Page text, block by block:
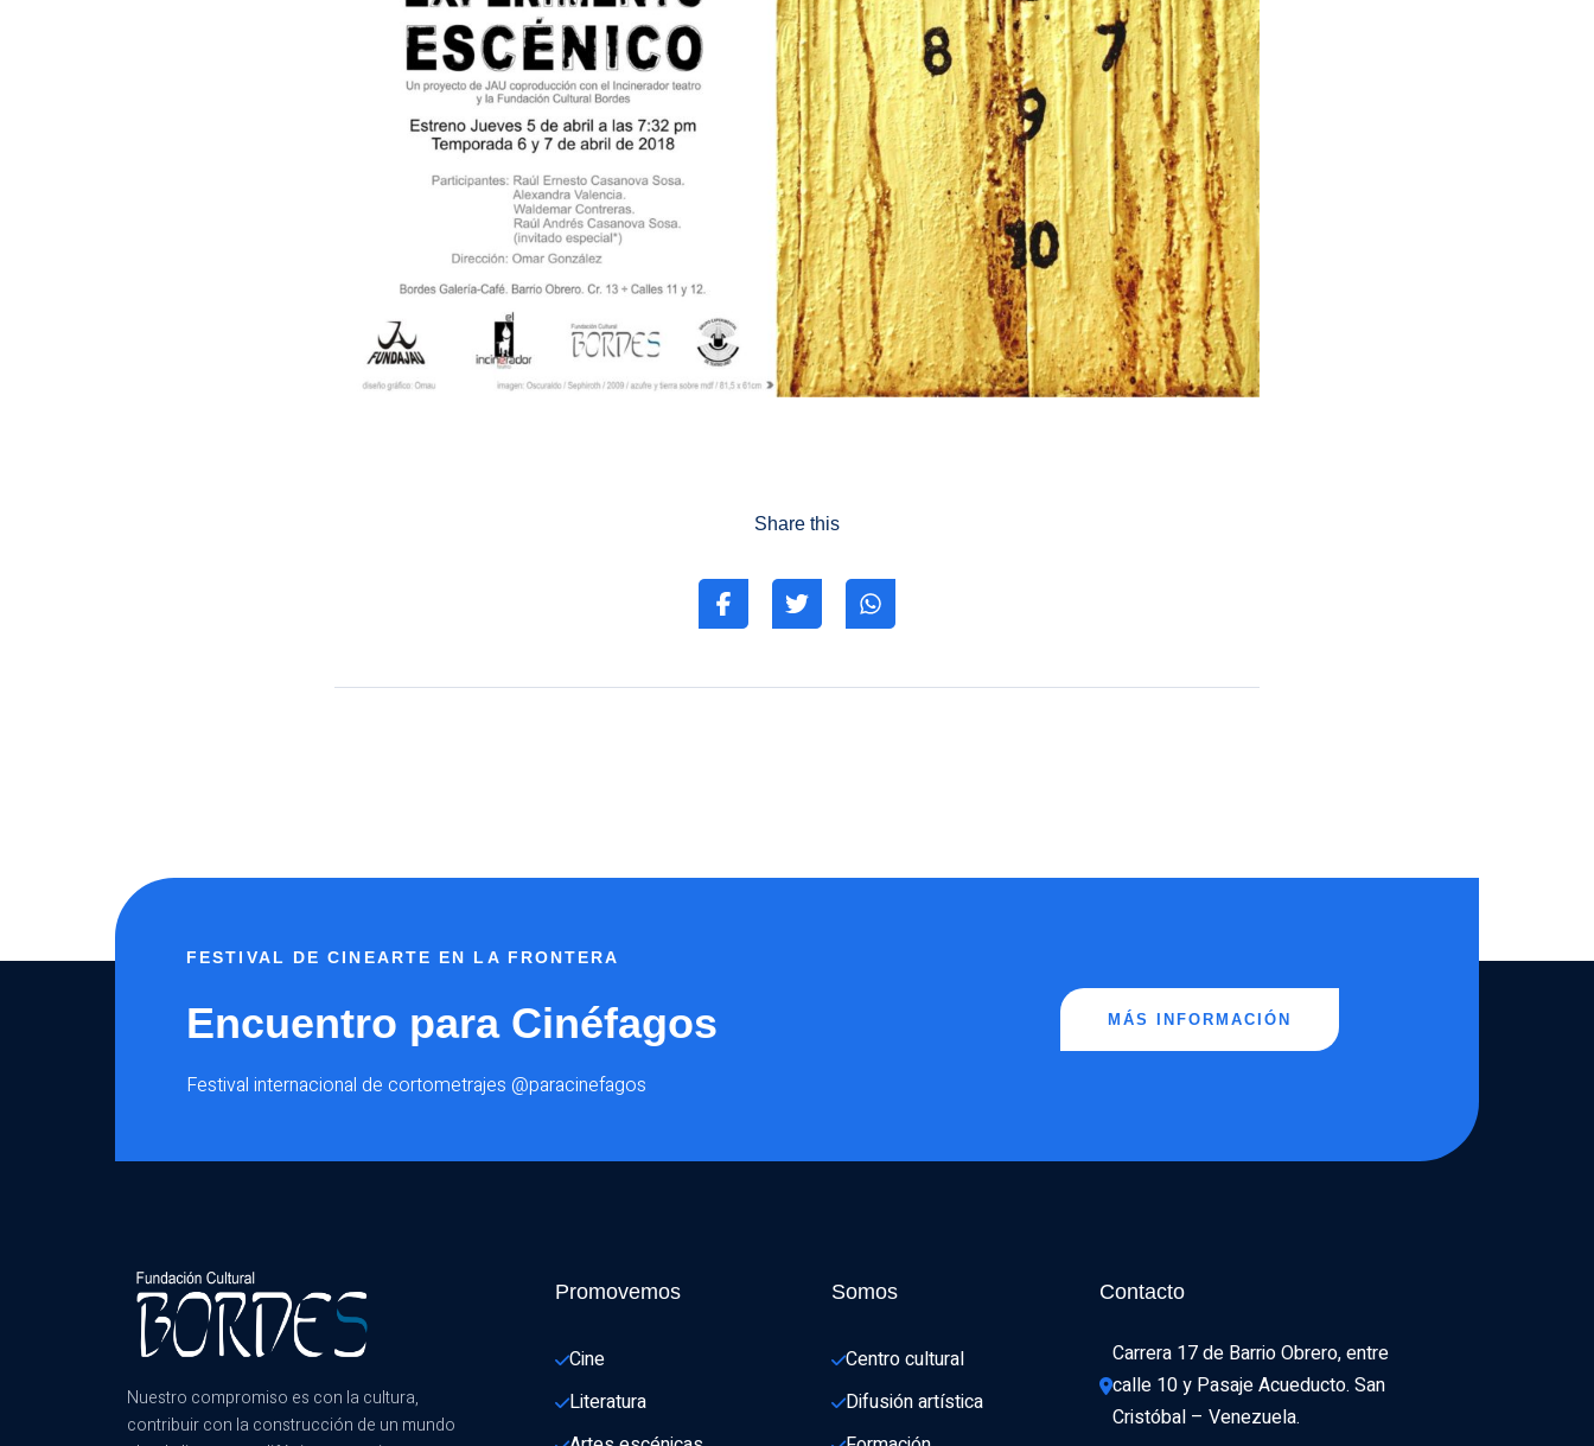
Share this
FESTIVAL DE CINEARTE EN LA FRONTERA
Encuentro para Cinéfagos
Festival internacional de cortometrajes @paracinefagos
MÁS INFORMACIÓN
Nuestro compromiso es con la cultura,
contribuir con la construcción de un mundo
Promovemos
Cine
Literatura
Somos
Centro cultural
Difusión artística
Contacto
Carrera 17 de Barrio Obrero, entre
calle 10 y Pasaje Acueducto. San
Cristóbal – Venezuela.